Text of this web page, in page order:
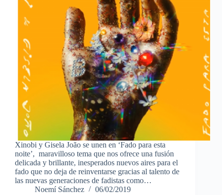
Xinobi y Gisela João se unen en ‘Fado para esta
noite’, maravilloso tema que nos ofrece una fusión
delicada y brillante, inesperados nuevos aires para el
fado que no deja de reinventarse gracias al talento de
las nuevas generaciones de fadistas como…
Noemí Sánchez
06/02/2019